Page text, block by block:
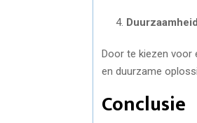
Door te kiezen voor
en duurzame
Conclusie